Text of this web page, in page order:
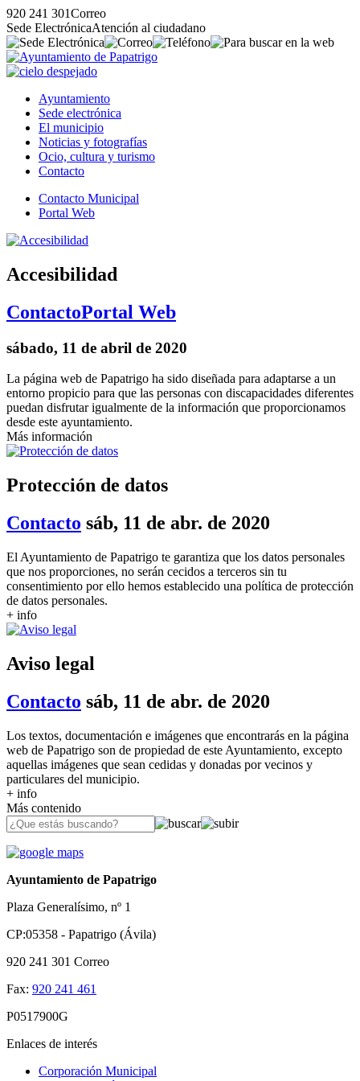
920 241 301Correo
Sede ElectrónicaAtención al ciudadano
Ayuntamiento
Sede electrónica
El municipio
Noticias y fotografías
Ocio, cultura y turismo
Contacto
Contacto Municipal
Portal Web
Accesibilidad
ContactoPortal Web
sábado, 11 de abril de 2020
La página web de Papatrigo ha sido diseñada para adaptarse a un
entorno propicio para que las personas con discapacidades diferentes
puedan disfrutar igualmente de la información que proporcionamos
desde este ayuntamiento.
Más información
Protección de datos
Contacto sáb, 11 de abr. de 2020
El Ayuntamiento de Papatrigo te garantiza que los datos personales
que nos proporciones, no serán cecidos a terceros sin tu
consentimiento por ello hemos establecido una política de protección
de datos personales.
+ info
Aviso legal
Contacto sáb, 11 de abr. de 2020
Los textos, documentación e imágenes que encontrarás en la página
web de Papatrigo son de propiedad de este Ayuntamiento, excepto
aquellas imágenes que sean cedidas y donadas por vecinos y
particulares del municipio.
+ info
Más contenido
Ayuntamiento de Papatrigo
Plaza Generalísimo, nº 1
CP:05358 - Papatrigo (Ávila)
920 241 301 Correo
Fax: 920 241 461
P0517900G
Enlaces de interés
Corporación Municipal